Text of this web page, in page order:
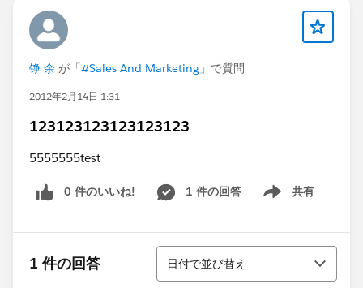
铮 余 が「#Sales And Marketing 」で質問
2012年2月14日 1:31
123123123123123123
5555555test
0 件のいいね! 1 件の回答 共有
Show menu
1 件の回答
並び替え
日付で並び替え